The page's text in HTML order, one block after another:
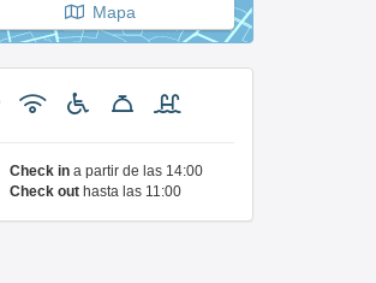
Mapa
Check in a partir de las 14:00
Check out hasta las 11:00